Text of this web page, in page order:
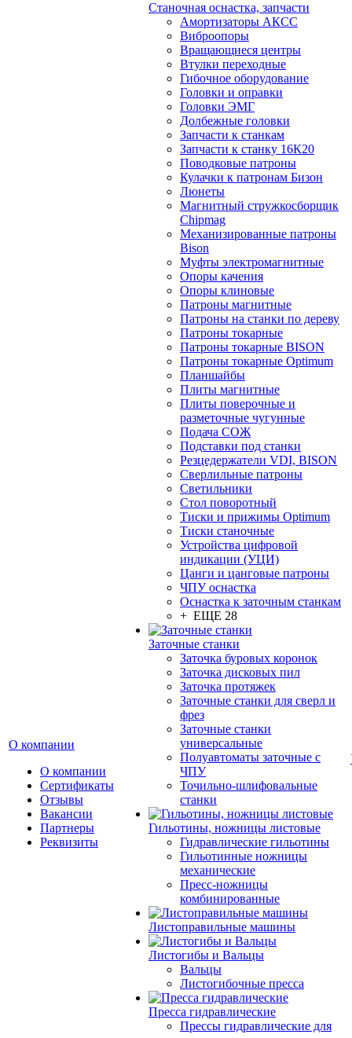
О компании
О компании
Сертификаты
Отзывы
Вакансии
Партнеры
Реквизиты
Станочная оснастка, запчасти
Амортизаторы АКСС
Виброопоры
Вращающиеся центры
Втулки переходные
Гибочное оборудование
Головки и оправки
Головки ЭМГ
Долбежные головки
Запчасти к станкам
Запчасти к станку 16К20
Поводковые патроны
Кулачки к патронам Бизон
Люнеты
Магнитный стружкосборщик
Chipmag
Механизированные патроны
Bison
Муфты электромагнитные
Опоры качения
Опоры клиновые
Патроны магнитные
Патроны на станки по дереву
Патроны токарные
Патроны токарные BISON
Патроны токарные Optimum
Планшайбы
Плиты магнитные
Плиты поверочные и
разметочные чугунные
Подача СОЖ
Подставки под станки
Резцедержатели VDI, BISON
Сверлильные патроны
Светильники
Стол поворотный
Тиски и прижимы Optimum
Тиски станочные
Устройства цифровой
индикации (УЦИ)
Цанги и цанговые патроны
ЧПУ оснастка
Оснастка к заточным станкам
+ ЕЩЕ 28
Заточные станки
Заточка буровых коронок
Заточка дисковых пил
Заточка протяжек
Заточные станки для сверл и
фрез
Заточные станки
универсальные
Полуавтоматы заточные с
ЧПУ
Точильно-шлифовальные
станки
Гильотины, ножницы листовые
Гидравлические гильотины
Гильотинные ножницы
механические
Пресс-ножницы
комбинированные
Листоправильные машины
Листогибы и Вальцы
Вальцы
Листогибочные пресса
Пресса гидравлические
Прессы гидравлические для